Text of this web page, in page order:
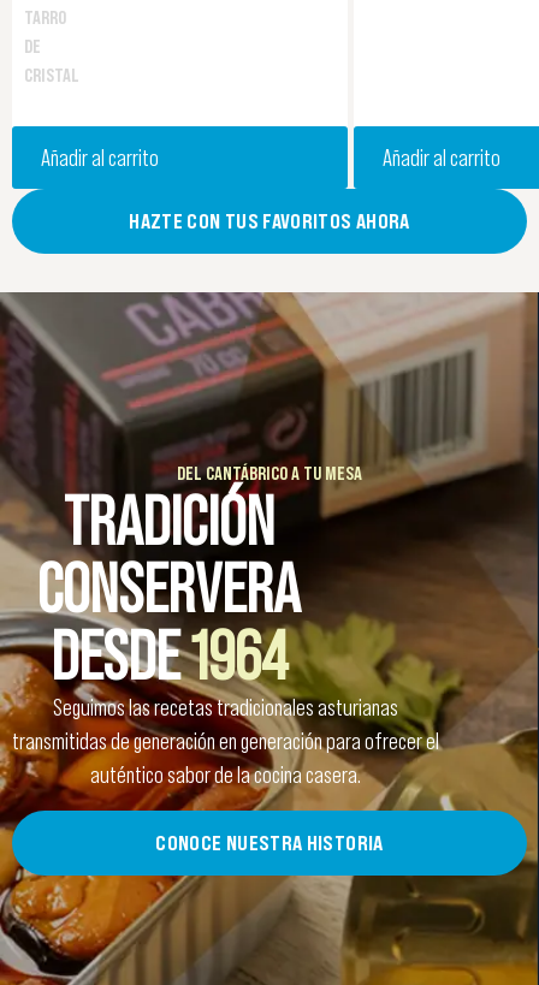
TARRO
DE
CRISTAL
Añadir al carrito Añadir al carrito
HAZTE CON TUS FAVORITOS AHORA
DEL CANTÁBRICO A TU MESA
TRADICIÓN
CONSERVERA
DESDE1964
Seguimos las recetas tradicionales asturianas
transmitidas de generación en generación para ofrecer el
auténtico sabor de la cocina casera.
CONOCE NUESTRA HISTORIA